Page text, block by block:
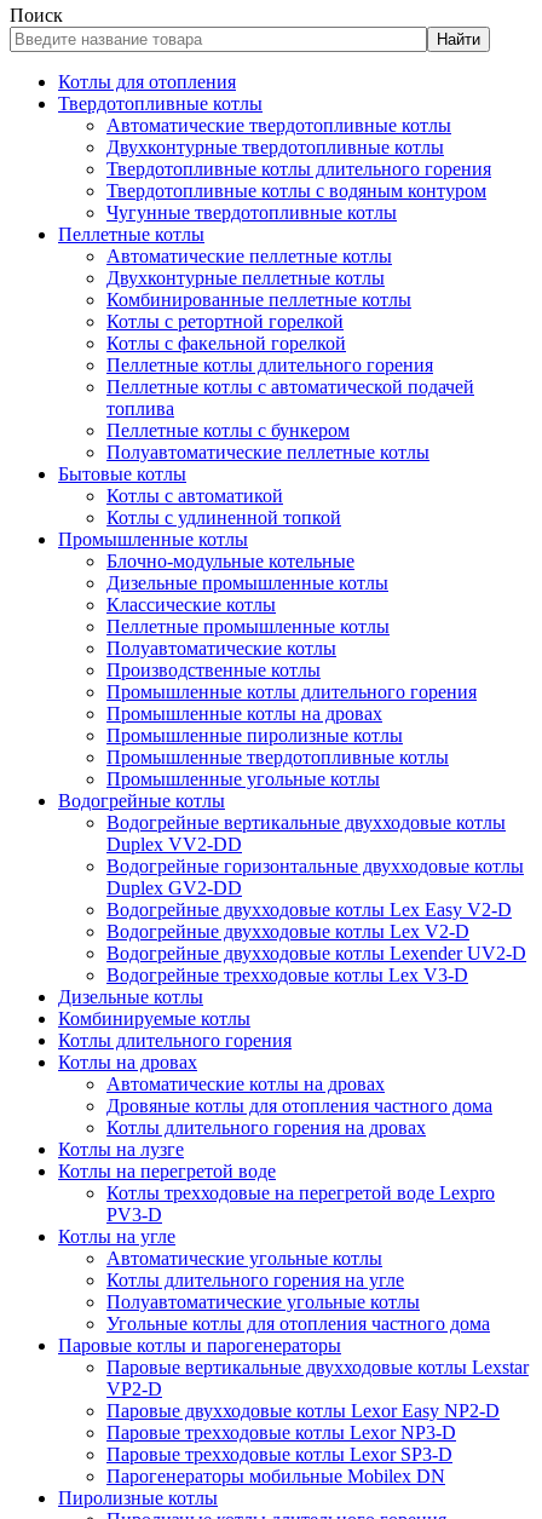
Поиск
Найти
Котлы для отопления
Твердотопливные котлы
Автоматические твердотопливные котлы
Двухконтурные твердотопливные котлы
Твердотопливные котлы длительного горения
Твердотопливные котлы с водяным контуром
Чугунные твердотопливные котлы
Пеллетные котлы
Автоматические пеллетные котлы
Двухконтурные пеллетные котлы
Комбинированные пеллетные котлы
Котлы с ретортной горелкой
Котлы с факельной горелкой
Пеллетные котлы длительного горения
Пеллетные котлы с автоматической подачей
топлива
Пеллетные котлы с бункером
Полуавтоматические пеллетные котлы
Бытовые котлы
Котлы с автоматикой
Котлы с удлиненной топкой
Промышленные котлы
Блочно-модульные котельные
Дизельные промышленные котлы
Классические котлы
Пеллетные промышленные котлы
Полуавтоматические котлы
Производственные котлы
Промышленные котлы длительного горения
Промышленные котлы на дровах
Промышленные пиролизные котлы
Промышленные твердотопливные котлы
Промышленные угольные котлы
Водогрейные котлы
Водогрейные вертикальные двухходовые котлы
Duplex VV2-DD
Водогрейные горизонтальные двухходовые котлы
Duplex GV2-DD
Водогрейные двухходовые котлы Lex Easy V2-D
Водогрейные двухходовые котлы Lex V2-D
Водогрейные двухходовые котлы Lexender UV2-D
Водогрейные трехходовые котлы Lex V3-D
Дизельные котлы
Комбинируемые котлы
Котлы длительного горения
Котлы на дровах
Автоматические котлы на дровах
Дровяные котлы для отопления частного дома
Котлы длительного горения на дровах
Котлы на лузге
Котлы на перегретой воде
Котлы трехходовые на перегретой воде Lexpro
PV3-D
Котлы на угле
Автоматические угольные котлы
Котлы длительного горения на угле
Полуавтоматические угольные котлы
Угольные котлы для отопления частного дома
Паровые котлы и парогенераторы
Паровые вертикальные двухходовые котлы Lexstar
VP2-D
Паровые двухходовые котлы Lexor Easy NP2-D
Паровые трехходовые котлы Lexor NP3-D
Паровые трехходовые котлы Lexor SP3-D
Парогенераторы мобильные Mobilex DN
Пиролизные котлы